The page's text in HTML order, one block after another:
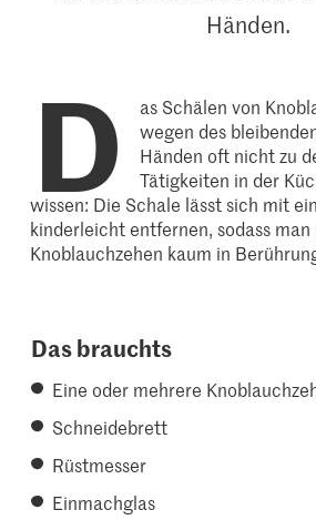
Händen.
D
as Schälen von
wegen des
Händen oft nicht zu
Tätigkeiten in der
wissen: Die Schale lässt sich mit
kinderleicht entfernen, sodass
Knoblauchzehen kaum in
Das brauchts
Eine oder mehrere
Schneidebrett
Rüstmesser
Einmachglas